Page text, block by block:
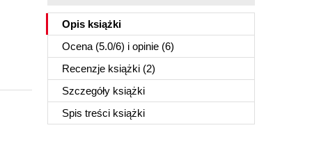
Opis książki
Ocena (5.0/6) i opinie (6)
Recenzje książki (2)
Szczegóły książki
Spis treści książki